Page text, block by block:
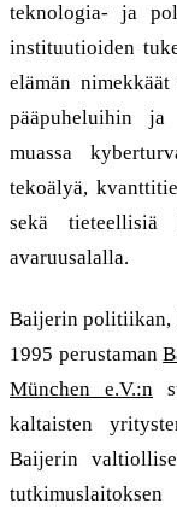
teknologia- ja
instituutioiden
elämän
pääpuheluihin
muassa
tekoälyä,
sekä tieteellisiä
avaruusalalla.
Baijerin politiikan,
1995 perustaman
München e.V.:n
kaltaisten
Baijerin